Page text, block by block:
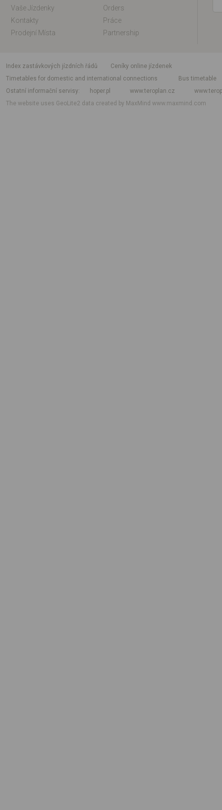
Vaše Jízdenky
Orders
Kontakty
Práce
Prodejní Místa
Partnership
index zastávkových jízdních řádů
Ceníky online jízdenek
Timetables for domestic and international connections
Bus timetable
Ostatní informační servisy
hoper.pl www.teroplan.cz
The website uses GeoLite2 data created by MaxMindwww.maxmind.com